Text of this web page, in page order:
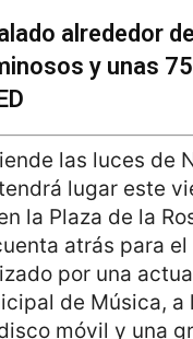
alrededor
y unas
las luces de
lugar este
la Plaza de la
atrás para
por una
de Música, a
móvil y una